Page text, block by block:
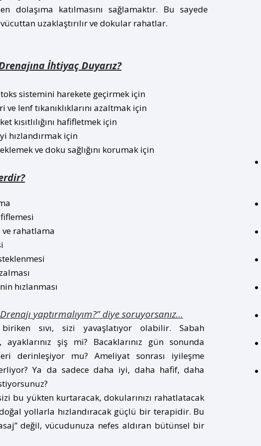
dolaşıma katılmasını sağlamaktır. Bu sayede
uzaklaştırılır ve dokular rahatlar.
İhtiyaç Duyarız?
sistemini harekete geçirmek için
lenf tıkanıklıklarını azaltmak için
kısıtlılığını hafifletmek için
hızlandırmak için
ve doku sağlığını korumak için
rahatlama
hızlanması
yaptırmalıyım?” diye soruyorsanız…
sıvı, sizi yavaşlatıyor olabilir. Sabah
ayaklarınız şiş mi? Bacaklarınız gün sonunda
derinleşiyor mu? Ameliyat sonrası iyileşme
Ya da sadece daha iyi, daha hafif, daha
bu yükten kurtaracak, dokularınızı rahatlatacak
yollarla hızlandıracak güçlü bir terapidir. Bu
değil, vücudunuza nefes aldıran bütünsel bir